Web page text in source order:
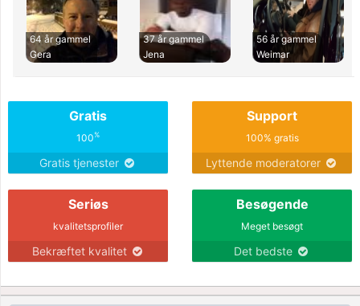
64 år gammel
Gera
37 år gammel
Jena
56 år gammel
Weimar
Gratis
100%
Gratis tjenester
Support
100% gratis
Lyttende moderatorer
Seriøs
kvalitetsprofiler
Bekræftet kvalitet
Besøgende
Meget besøgt
Det bedste